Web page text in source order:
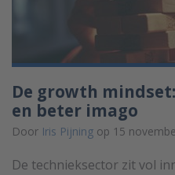
De growth
en beter imago
Door Iris Pijning op 15
De technieksector zit vol